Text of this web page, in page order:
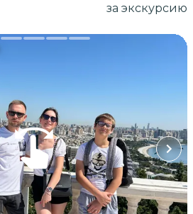
за экскурсию